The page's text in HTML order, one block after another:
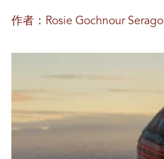
作者：Rosie Gochnour Serago